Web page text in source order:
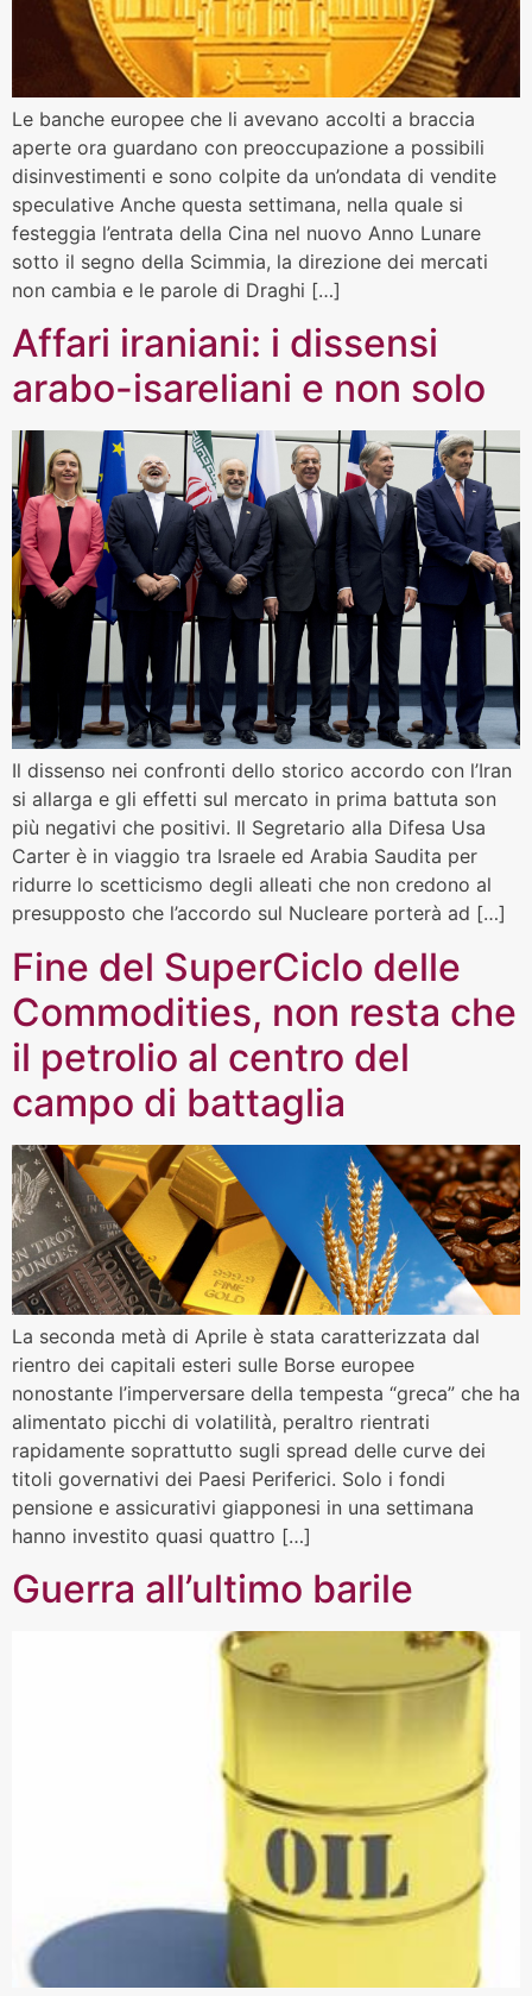
Le banche europee che li avevano accolti a braccia
aperte ora guardano con preoccupazione a possibili
disinvestimenti e sono colpite da un’ondata di vendite
speculative Anche questa settimana, nella quale si
festeggia l’entrata della Cina nel nuovo Anno Lunare
sotto il segno della Scimmia, la direzione dei mercati
non cambia e le parole di Draghi […]
Affari iraniani: i dissensi
arabo-isareliani e non solo
Il dissenso nei confronti dello storico accordo con l’Iran
si allarga e gli effetti sul mercato in prima battuta son
più negativi che positivi. Il Segretario alla Difesa Usa
Carter è in viaggio tra Israele ed Arabia Saudita per
ridurre lo scetticismo degli alleati che non credono al
presupposto che l’accordo sul Nucleare porterà ad […]
Fine del SuperCiclo delle
Commodities, non resta che
il petrolio al centro del
campo di battaglia
La seconda metà di Aprile è stata caratterizzata dal
rientro dei capitali esteri sulle Borse europee
nonostante l’imperversare della tempesta “greca” che ha
alimentato picchi di volatilità, peraltro rientrati
rapidamente soprattutto sugli spread delle curve dei
titoli governativi dei Paesi Periferici. Solo i fondi
pensione e assicurativi giapponesi in una settimana
hanno investito quasi quattro […]
Guerra all’ultimo barile